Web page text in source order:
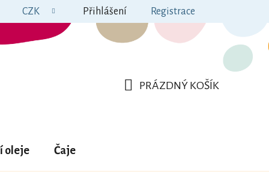
CZK Přihlášení Registrace
PRÁZDNÝ KOŠÍK
oleje Čaje